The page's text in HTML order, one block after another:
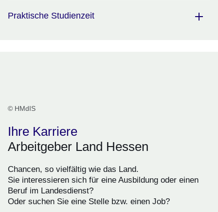
Praktische Studienzeit
© HMdIS
Ihre Karriere
Arbeitgeber Land Hessen
Chancen, so vielfältig wie das Land.
Sie interessieren sich für eine Ausbildung oder einen
Beruf im Landesdienst?
Oder suchen Sie eine Stelle bzw. einen Job?